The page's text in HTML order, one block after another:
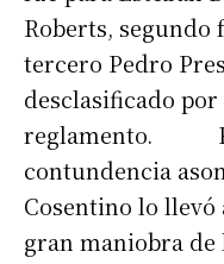
Roberts, segundo
tercero Pedro
desclasificado
reglamento.
contundencia
Cosentino lo
gran maniobra de